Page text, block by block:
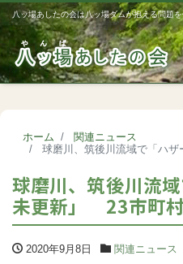
八ッ場あしたの会は八ッ場ダムが抱える問題
ホーム
関連ニュース
球磨川、筑後川流域で「ハザ
球磨川、筑後川流
未更新」 23市町
2020年9月8日 関連ニュース